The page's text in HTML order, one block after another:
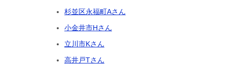
杉並区永福町Aさん
小金井市Hさん
立川市Kさん
高井戸Tさん